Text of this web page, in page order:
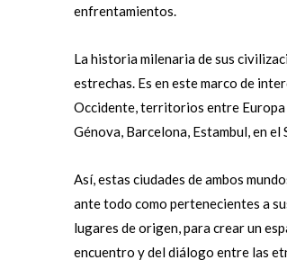
enfrentamientos.
La historia milenaria de sus
estrechas. Es en este marco de
Occidente, territorios entre Europa
Génova, Barcelona, Estambul, en
Así, estas ciudades de ambos
ante todo como pertenecientes a
lugares de origen, para crear un
encuentro y del diálogo entre las